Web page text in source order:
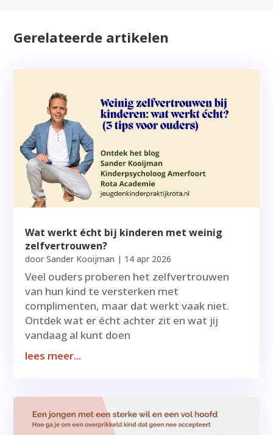
Gerelateerde artikelen
Wat werkt écht bij kinderen met weinig
zelfvertrouwen?
doorSander Kooijman | 14 apr 2026
Veel ouders proberen het zelfvertrouwen
van hun kind te versterken met
complimenten, maar dat werkt vaak niet.
Ontdek wat er écht achter zit en wat jij
vandaag al kunt doen
lees meer...